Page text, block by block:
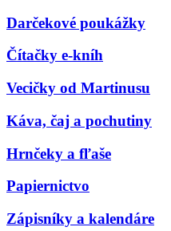
Darčekové poukážky
Čítačky e-kníh
Vecičky od Martinusu
Káva, čaj a pochutiny
Hrnčeky a fľaše
Papiernictvo
Zápisníky a kalendáre